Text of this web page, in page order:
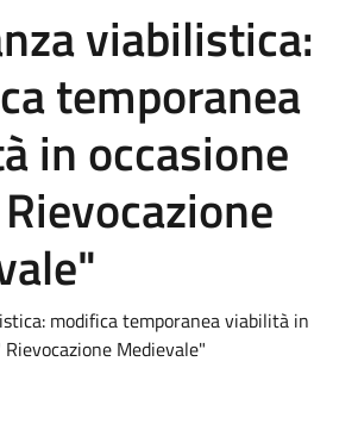
viabilistica:
temporanea
in occasione
modifica temporanea viabilità in
Medievale"